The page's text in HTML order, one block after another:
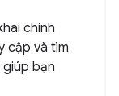
chính
cập và tìm
bạn